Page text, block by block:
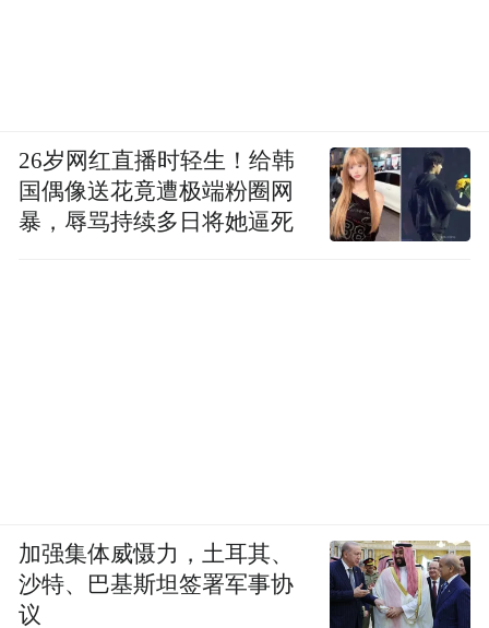
26岁网红直播时轻生！给韩
国偶像送花竟遭极端粉圈网
暴，辱骂持续多日将她逼死
加强集体威慑力，土耳其、
沙特、巴基斯坦签署军事协
议